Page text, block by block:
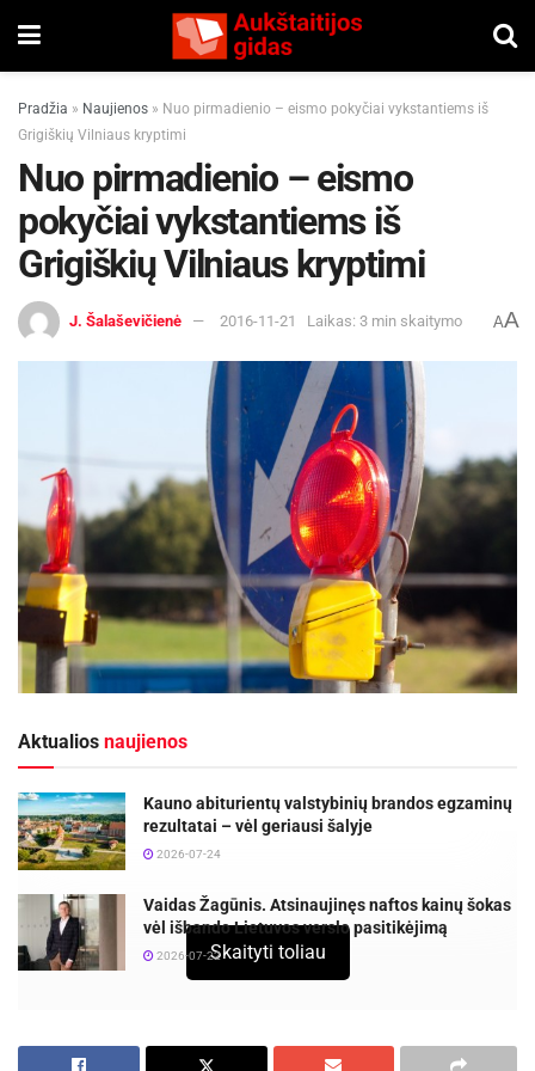
Pradžia » Naujienos » Nuo pirmadienio – eismo pokyčiai vykstantiems iš
Grigiškių Vilniaus kryptimi
Nuo pirmadienio – eismo
pokyčiai vykstantiems iš
Grigiškių Vilniaus kryptimi
J. Šalaševičienė 2016-11-21 Laikas: 3 min skaitymo AA
Aktualios naujienos
Kauno abiturientų valstybinių brandos egzaminų
rezultatai – vėl geriausi šalyje
2026-07-24
Vaidas Žagūnis. Atsinaujinęs naftos kainų šokas
vėl išbando Lietuvos verslo pasitikėjimą
2026-07-22Skaityti toliau